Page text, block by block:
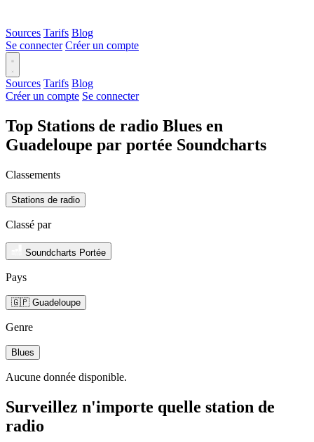
Sources Tarifs Blog
Se connecter Créer un compte
Sources Tarifs Blog
Créer un compte Se connecter
Top Stations de radio Blues en
Guadeloupe par portée Soundcharts
Classements
Stations de radio
Classé par
Soundcharts Portée
Pays
🇬🇵 Guadeloupe
Genre
Blues
Aucune donnée disponible.
Surveillez n'importe quelle station de
radio